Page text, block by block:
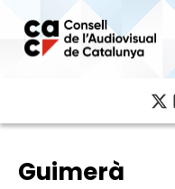
contingut
Guimerà